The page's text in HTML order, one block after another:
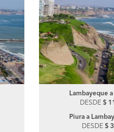
La Matanza a
DESDE$ 130
Morropon a La
DESDE$ 120
Lambayeque
DESDE $
Piura a
DESDE $